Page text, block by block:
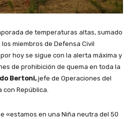
de temperaturas altas, sumado
miembros de Defensa Civil
hoy se sigue con la alerta máxima y
de prohibición de quema en toda la
Bertoni,jefe de Operaciones del
República.
«estamos en una Niña neutra del 50